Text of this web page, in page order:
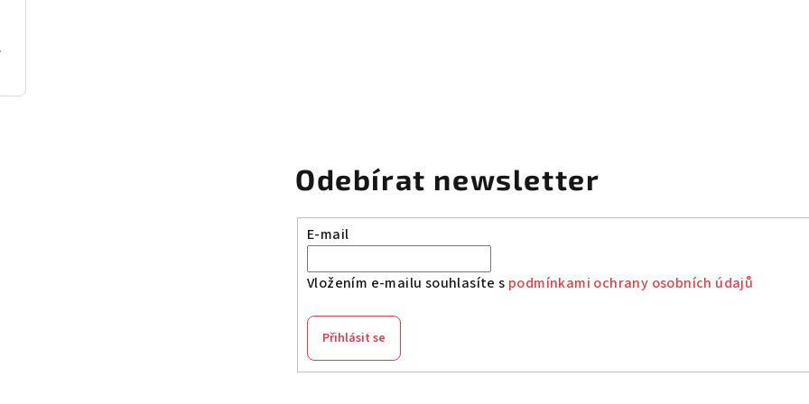
dřevo
Odebírat newsletter
E-mail
Vložením e-mailu souhlasíte s podmínkami ochrany osobních údajů
Přihlásit se